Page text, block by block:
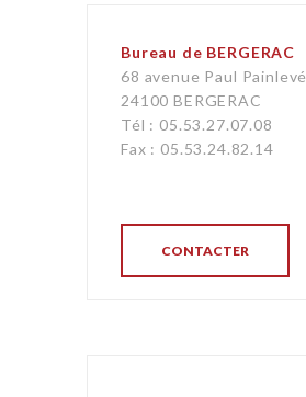
Bureau de BERGERAC
68 avenue Paul Painlevé
24100 BERGERAC
Tél : 05.53.27.07.08
Fax : 05.53.24.82.14
CONTACTER